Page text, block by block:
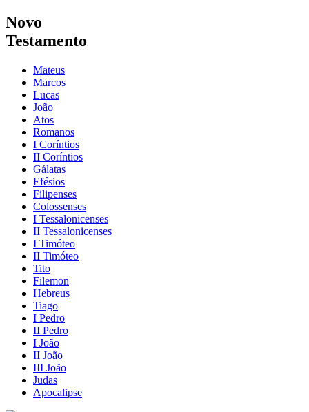
Novo
Testamento
Mateus
Marcos
Lucas
João
Atos
Romanos
I Coríntios
II Coríntios
Gálatas
Efésios
Filipenses
Colossenses
I Tessalonicenses
II Tessalonicenses
I Timóteo
II Timóteo
Tito
Filemon
Hebreus
Tiago
I Pedro
II Pedro
I João
II João
III João
Judas
Apocalipse